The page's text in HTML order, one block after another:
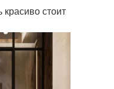
стоит